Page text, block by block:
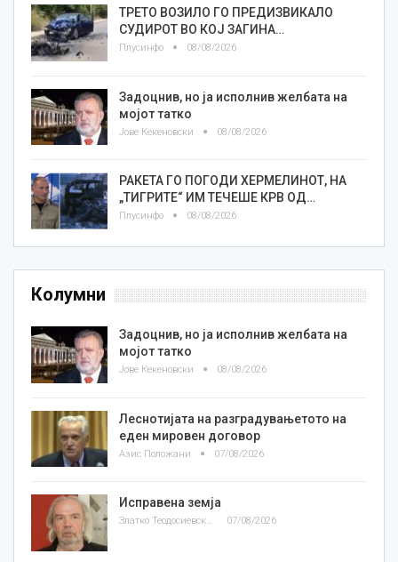
ТРЕТО ВОЗИЛО ГО ПРЕДИЗВИКАЛО
СУДИРОТ ВО КОЈ ЗАГИНА…
Плусинфо 08/08/2026
Задоцнив, но ја исполнив желбата на
мојот татко
Јове Кекеновски 08/08/2026
РАКЕТА ГО ПОГОДИ ХЕРМЕЛИНОТ, НА
„ТИГРИТЕ“ ИМ ТЕЧЕШЕ КРВ ОД…
Плусинфо 08/08/2026
Колумни
Задоцнив, но ја исполнив желбата на
мојот татко
Јове Кекеновски 08/08/2026
Леснотијата на разградувањетото на
еден мировен договор
Азис Положани 07/08/2026
Исправена земја
Златко Теодосиевски 07/08/2026